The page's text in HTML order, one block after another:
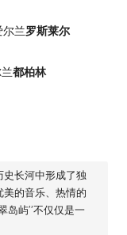
尔兰罗斯莱尔
都柏林
长河中形成了独
的音乐、热情的
岛屿”不仅仅是一